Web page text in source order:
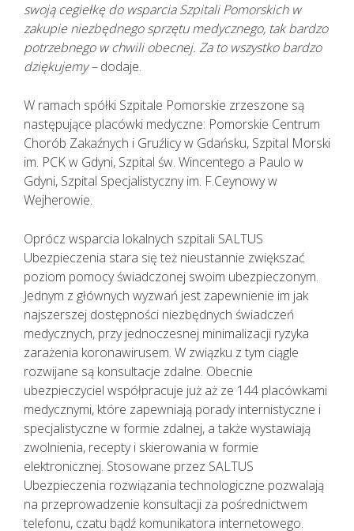
swoją cegiełkę do wsparcia Szpitali Pomorskich w
zakupie niezbędnego sprzętu medycznego, tak bardzo
potrzebnego w chwili obecnej. Za to wszystko bardzo
dziękujemy –dodaje.
W ramach spółki Szpitale Pomorskie zrzeszone są
następujące placówki medyczne: Pomorskie Centrum
Chorób Zakaźnych i Gruźlicy w Gdańsku, Szpital Morski
im. PCK w Gdyni, Szpital św. Wincentego a Paulo w
Gdyni, Szpital Specjalistyczny im. F.Ceynowy w
Wejherowie.
Oprócz wsparcia lokalnych szpitali SALTUS
Ubezpieczenia stara się też nieustannie zwiększać
poziom pomocy świadczonej swoim ubezpieczonym.
Jednym z głównych wyzwań jest zapewnienie im jak
najszerszej dostępności niezbędnych świadczeń
medycznych, przy jednoczesnej minimalizacji ryzyka
zarażenia koronawirusem. W związku z tym ciągle
rozwijane są konsultacje zdalne. Obecnie
ubezpieczyciel współpracuje już aż ze 144 placówkami
medycznymi, które zapewniają porady internistyczne i
specjalistyczne w formie zdalnej, a także wystawiają
zwolnienia, recepty i skierowania w formie
elektronicznej. Stosowane przez SALTUS
Ubezpieczenia rozwiązania technologiczne pozwalają
na przeprowadzenie konsultacji za pośrednictwem
telefonu, czatu bądź komunikatora internetowego.